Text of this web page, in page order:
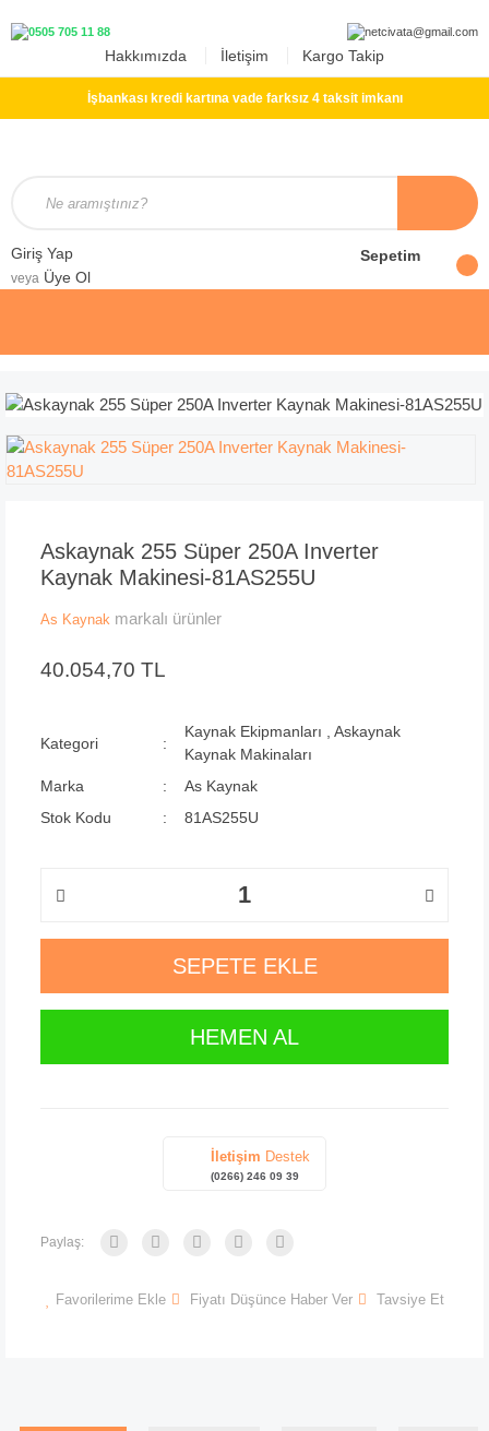
Hakkımızda İletişim Kargo Takip
İşbankası kredi kartına vade farksız 4 taksit imkanı
Giriş Yap
veya Üye Ol
Sepetim
Askaynak 255 Süper 250A Inverter
Kaynak Makinesi-81AS255U
As Kaynak markalı ürünler
40.054,70 TL
Kategori
Kaynak Ekipmanları ,Askaynak
Kaynak Makinaları
Marka
As Kaynak
Stok Kodu
81AS255U
SEPETE EKLE
HEMEN AL
İletişim Destek
(0266) 246 09 39
Paylaş:
Favorilerime Ekle Fiyatı Düşünce Haber Ver Tavsiye Et